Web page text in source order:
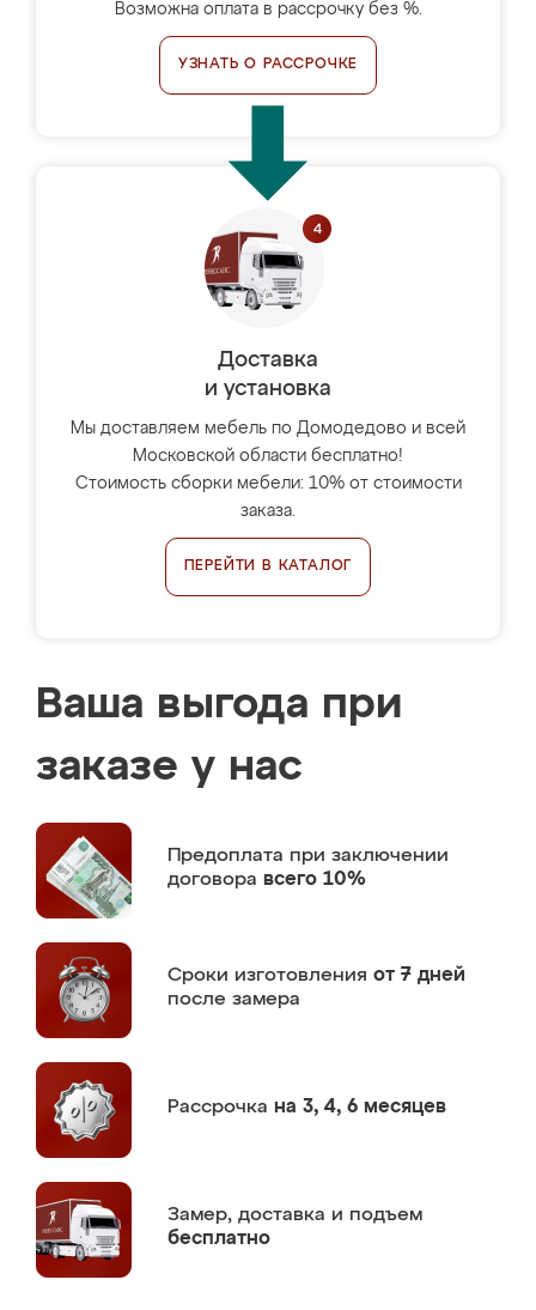
Возможна оплата в рассрочку без %.
УЗНАТЬ О РАССРОЧКЕ
Доставка
и установка
Мы доставляем мебель по Домодедово и всей
Московской области бесплатно!
Стоимость сборки мебели: 10% от стоимости
заказа.
ПЕРЕЙТИ В КАТАЛОГ
Ваша выгода при
заказе у нас
Предоплата при заключении
договора всего 10%
Сроки изготовления от 7 дней
после замера
Рассрочка на 3, 4, 6 месяцев
Замер, доставка и подъем
бесплатно